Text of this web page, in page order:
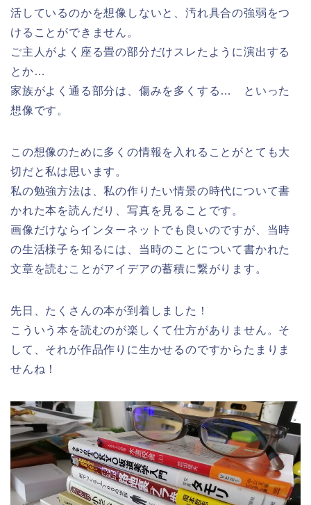
活しているのかを想像しないと、汚れ具合の強弱をつ
けることができません。
ご主人がよく座る畳の部分だけスレたように演出する
とか…
家族がよく通る部分は、傷みを多くする… といった
想像です。
この想像のために多くの情報を入れることがとても大
切だと私は思います。
私の勉強方法は、私の作りたい情景の時代について書
かれた本を読んだり、写真を見ることです。
画像だけならインターネットでも良いのですが、当時
の生活様子を知るには、当時のことについて書かれた
文章を読むことがアイデアの蓄積に繋がります。
先日、たくさんの本が到着しました！
こういう本を読むのが楽しくて仕方がありません。そ
して、それが作品作りに生かせるのですからたまりま
せんね！